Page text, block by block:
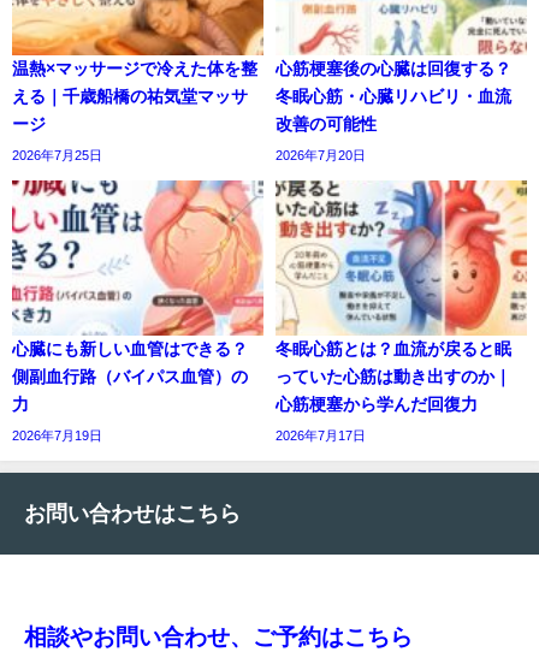
温熱×マッサージで冷えた体を整
える｜千歳船橋の祐気堂マッサ
ージ
2026年7月25日
心筋梗塞後の心臓は回復する？
冬眠心筋・心臓リハビリ・血流
改善の可能性
2026年7月20日
心臓にも新しい血管はできる？
側副血行路（バイパス血管）の
力
2026年7月19日
冬眠心筋とは？血流が戻ると眠
っていた心筋は動き出すのか｜
心筋梗塞から学んだ回復力
2026年7月17日
お問い合わせはこちら
相談やお問い合わせ、ご予約はこちら